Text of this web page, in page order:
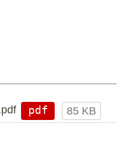
pdf 85 KB